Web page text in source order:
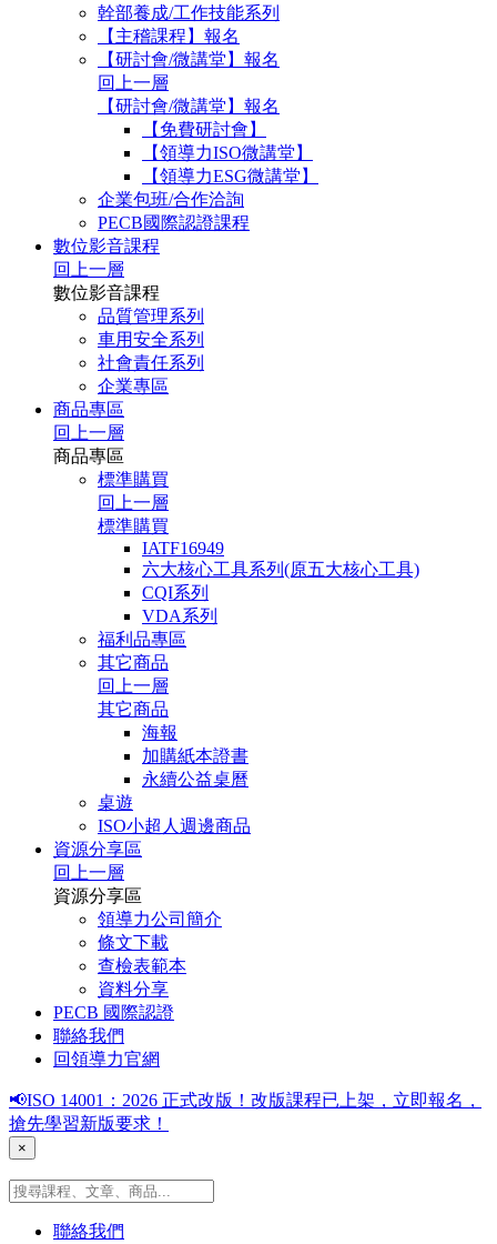
幹部養成/工作技能系列
【主稽課程】報名
【研討會/微講堂】報名
回上一層
【研討會/微講堂】報名
【免費研討會】
【領導力ISO微講堂】
【領導力ESG微講堂】
企業包班/合作洽詢
PECB國際認證課程
數位影音課程
回上一層
數位影音課程
品質管理系列
車用安全系列
社會責任系列
企業專區
商品專區
回上一層
商品專區
標準購買
回上一層
標準購買
IATF16949
六大核心工具系列(原五大核心工具)
CQI系列
VDA系列
福利品專區
其它商品
回上一層
其它商品
海報
加購紙本證書
永續公益桌曆
桌遊
ISO小超人週邊商品
資源分享區
回上一層
資源分享區
領導力公司簡介
條文下載
查檢表範本
資料分享
PECB 國際認證
聯絡我們
回領導力官網
📢ISO 14001：2026 正式改版！改版課程已上架，立即報名，
搶先學習新版要求！
×
聯絡我們